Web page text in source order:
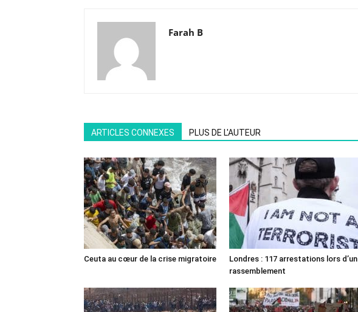
Farah B
ARTICLES CONNEXES PLUS DE L'AUTEUR
Ceuta au cœur de la crise migratoire
Londres : 117 arrestations lors d’un
rassemblement